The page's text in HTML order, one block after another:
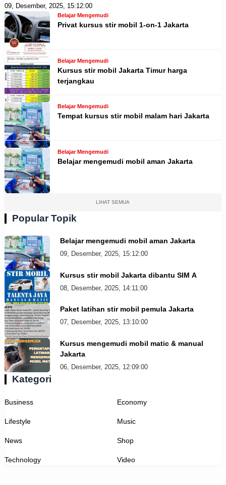
09, Desember, 2025, 15:12:00
Belajar Mengemudi
Privat kursus stir mobil 1-on-1 Jakarta
Belajar Mengemudi
Kursus stir mobil Jakarta Timur harga
terjangkau
Belajar Mengemudi
Tempat kursus stir mobil malam hari Jakarta
Belajar Mengemudi
Belajar mengemudi mobil aman Jakarta
LIHAT SEMUA
Popular Topik
Belajar mengemudi mobil aman Jakarta
09, Desember, 2025, 15:12:00
Kursus stir mobil Jakarta dibantu SIM A
08, Desember, 2025, 14:11:00
Paket latihan stir mobil pemula Jakarta
07, Desember, 2025, 13:10:00
Kursus mengemudi mobil matic & manual
Jakarta
06, Desember, 2025, 12:09:00
Kategori
Business Economy
Lifestyle Music
News Shop
Technology Video